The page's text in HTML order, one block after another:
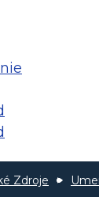
Zdroje